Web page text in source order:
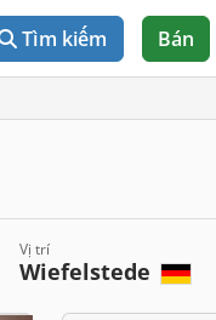
Tìm kiếm Bán
Vị trí
Wiefelstede